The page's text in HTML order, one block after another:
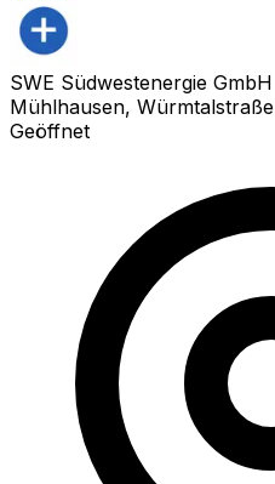
SWE Südwestenergie GmbH
Mühlhausen, Würmtalstraße
Geöffnet